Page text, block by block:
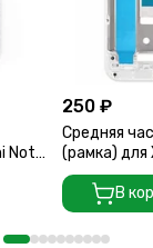
Note
250 ₽
Средняя
(рамка) для
White
В